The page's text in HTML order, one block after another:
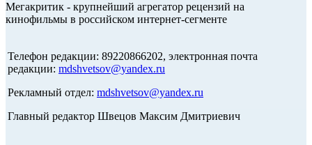
Мегакритик - крупнейший агрегатор рецензий на
кинофильмы в российском интернет-сегменте
Телефон редакции: 89220866202, электронная почта
редакции: mdshvetsov@yandex.ru
Рекламный отдел: mdshvetsov@yandex.ru
Главный редактор Швецов Максим Дмитриевич